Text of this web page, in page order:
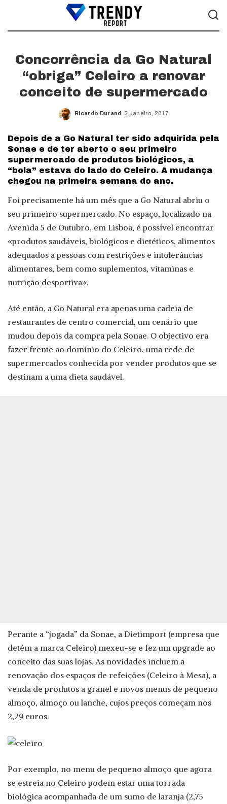
Concorrência da Go Natural
“obriga” Celeiro a renovar
conceito de supermercado
Posted
Ricardo Durand 5 Janeiro, 2017
Depois de a Go Natural ter sido adquirida pela
Sonae e de ter aberto o seu primeiro
supermercado de produtos biológicos, a
“bola” estava do lado do Celeiro. A mudança
chegou na primeira semana do ano.
Foi precisamente há um mês que a Go Natural abriu o
seu primeiro supermercado. No espaço, localizado na
Avenida 5 de Outubro, em Lisboa, é possível encontrar
«produtos saudáveis, biológicos e dietéticos, alimentos
adequados a pessoas com restrições e intolerâncias
alimentares, bem como suplementos, vitaminas e
nutrição desportiva».
Até então, a Go Natural era apenas uma cadeia de
restaurantes de centro comercial, um cenário que
mudou depois da compra pela Sonae. O objectivo era
fazer frente ao domínio do Celeiro, uma rede de
supermercados conhecida por vender produtos que se
destinam a uma dieta saudável.
Perante a “jogada” da Sonae, a Dietimport (empresa que
detém a marca Celeiro) mexeu-se e fez um upgrade ao
conceito das suas lojas. As novidades incluem a
renovação dos espaços de refeições (Celeiro à Mesa), a
venda de produtos a granel e novos menus de pequeno
almoço, almoço ou lanche, cujos preços começam nos
2,29 euros.
Por exemplo, no menu de pequeno almoço que agora
se estreia no Celeiro podem estar uma torrada
biológica acompanhada de um sumo de laranja (2,75